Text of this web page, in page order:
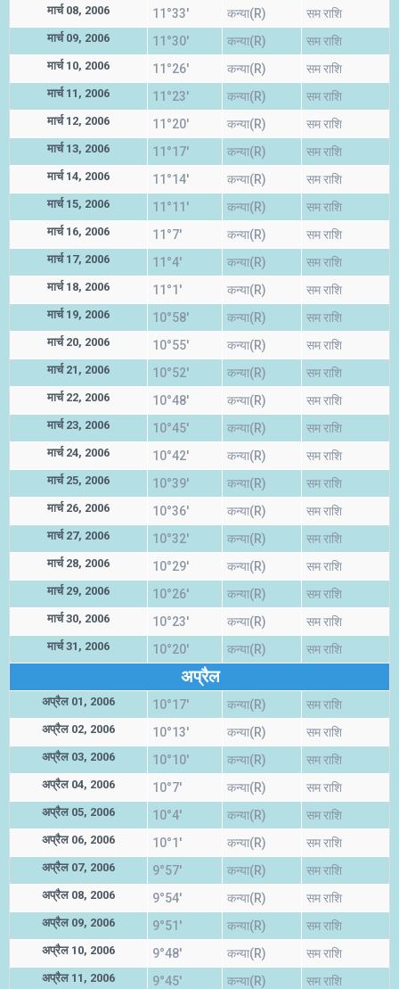
मार्च 08, 2006 11°33' कन्या(R) सम राशि
मार्च 09, 2006 11°30' कन्या(R) सम राशि
मार्च 10, 2006 11°26' कन्या(R) सम राशि
मार्च 11, 2006 11°23' कन्या(R) सम राशि
मार्च 12, 2006 11°20' कन्या(R) सम राशि
मार्च 13, 2006 11°17' कन्या(R) सम राशि
मार्च 14, 2006 11°14' कन्या(R) सम राशि
मार्च 15, 2006 11°11' कन्या(R) सम राशि
मार्च 16, 2006 11°7' कन्या(R) सम राशि
मार्च 17, 2006 11°4' कन्या(R) सम राशि
मार्च 18, 2006 11°1' कन्या(R) सम राशि
मार्च 19, 2006 10°58' कन्या(R) सम राशि
मार्च 20, 2006 10°55' कन्या(R) सम राशि
मार्च 21, 2006 10°52' कन्या(R) सम राशि
मार्च 22, 2006 10°48' कन्या(R) सम राशि
मार्च 23, 2006 10°45' कन्या(R) सम राशि
मार्च 24, 2006 10°42' कन्या(R) सम राशि
मार्च 25, 2006 10°39' कन्या(R) सम राशि
मार्च 26, 2006 10°36' कन्या(R) सम राशि
मार्च 27, 2006 10°32' कन्या(R) सम राशि
मार्च 28, 2006 10°29' कन्या(R) सम राशि
मार्च 29, 2006 10°26' कन्या(R) सम राशि
मार्च 30, 2006 10°23' कन्या(R) सम राशि
मार्च 31, 2006 10°20' कन्या(R) सम राशि
अप्रैल
अप्रैल 01, 2006 10°17' कन्या(R) सम राशि
अप्रैल 02, 2006 10°13' कन्या(R) सम राशि
अप्रैल 03, 2006 10°10' कन्या(R) सम राशि
अप्रैल 04, 2006 10°7' कन्या(R) सम राशि
अप्रैल 05, 2006 10°4' कन्या(R) सम राशि
अप्रैल 06, 2006 10°1' कन्या(R) सम राशि
अप्रैल 07, 2006 9°57' कन्या(R) सम राशि
अप्रैल 08, 2006 9°54' कन्या(R) सम राशि
अप्रैल 09, 2006 9°51' कन्या(R) सम राशि
अप्रैल 10, 2006 9°48' कन्या(R) सम राशि
अप्रैल 11, 2006 9°45' कन्या(R) सम राशि